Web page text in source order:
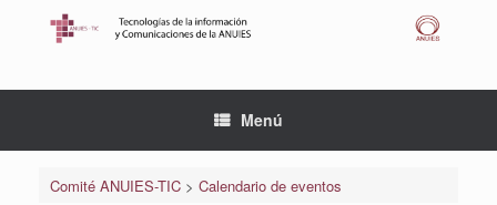
Menú
Comité ANUIES-TIC> Calendario de eventos